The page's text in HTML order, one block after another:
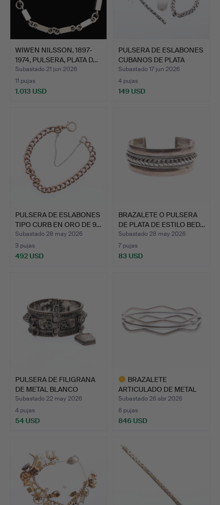
WIWEN NILSSON, 1897-
1974, PULSERA, PLATA D…
Subastado 21 jun 2026
11 pujas
1.013 USD
PULSERA DE ESLABONES
CUBANOS DE PLATA
PESA…
Subastado 17 jun 2026
4 pujas
149 USD
PULSERA DE ESLABONES
TIPO CURB EN ORO DE 9…
Subastado 28 may 2026
3 pujas
492 USD
BRAZALETE O PULSERA
DE PLATA DE ESTILO BED…
Subastado 28 may 2026
7 pujas
83 USD
PULSERA DE FILIGRANA
DE METAL BLANCO
PESAD…
Subastado 22 may 2026
4 pujas
54 USD
BRAZALETE
ARTICULADO DE METAL
BLANCO SICIL…
Subastado 26 abr 2026
6 pujas
846 USD
seleccionado